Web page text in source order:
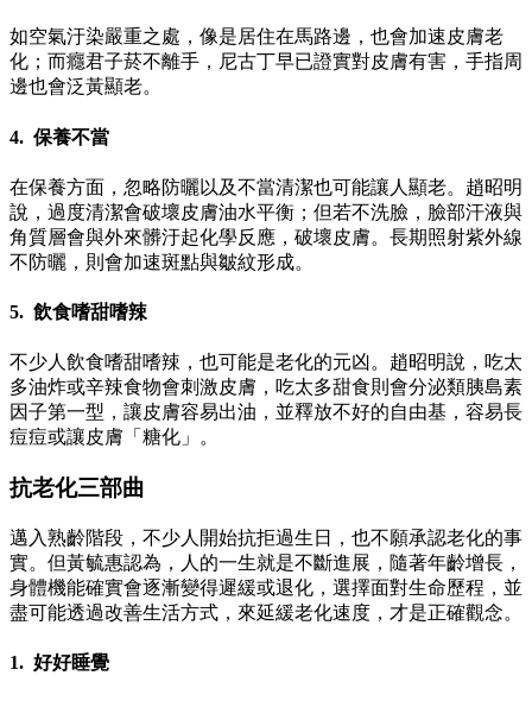
如空氣汙染嚴重之處，像是居住在馬路邊，也會加速皮膚老
化；而癮君子菸不離手，尼古丁早已證實對皮膚有害，手指周
邊也會泛黃顯老。
4. 保養不當
在保養方面，忽略防曬以及不當清潔也可能讓人顯老。趙昭明
說，過度清潔會破壞皮膚油水平衡；但若不洗臉，臉部汗液與
角質層會與外來髒汙起化學反應，破壞皮膚。長期照射紫外線
不防曬，則會加速斑點與皺紋形成。
5. 飲食嗜甜嗜辣
不少人飲食嗜甜嗜辣，也可能是老化的元凶。趙昭明說，吃太
多油炸或辛辣食物會刺激皮膚，吃太多甜食則會分泌類胰島素
因子第一型，讓皮膚容易出油，並釋放不好的自由基，容易長
痘痘或讓皮膚「糖化」。
抗老化三部曲
邁入熟齡階段，不少人開始抗拒過生日，也不願承認老化的事
實。但黃毓惠認為，人的一生就是不斷進展，隨著年齡增長，
身體機能確實會逐漸變得遲緩或退化，選擇面對生命歷程，並
盡可能透過改善生活方式，來延緩老化速度，才是正確觀念。
1. 好好睡覺